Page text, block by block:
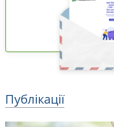
Публікації